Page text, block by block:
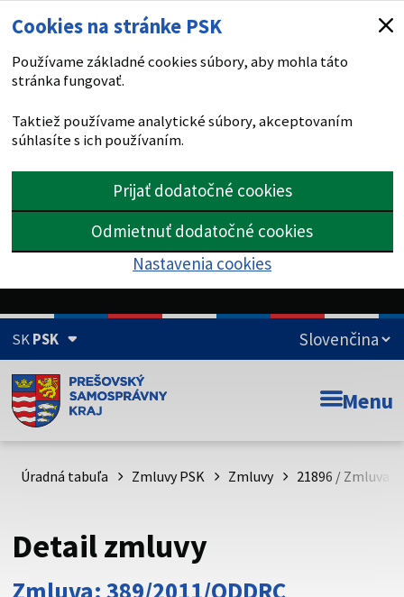
Cookies na stránke PSK
Používame základné cookies súbory, aby mohla táto
stránka fungovať.
Taktiež používame analytické súbory, akceptovaním
súhlasíte s ich používaním.
Prijať dodatočné cookies
Odmietnuť dodatočné cookies
Nastavenia cookies
SKPSK
Doména psk.sk je oficiálna
Toto je oficiálna webová stránka Prešovského
psk.sk.
Buďte pozorní a vždy sa uistite, že zdieľate informácie iba
cez zabezpečenú webovú stránku. Zabezpečená stránka
vždy začína https:// pred názvom domény webového sídla.
Menu
Úradná tabuľa Zmluvy PSK Zmluvy 21896 / Zmluva
Detail zmluvy
Zmluva: 389/2011/ODDRC